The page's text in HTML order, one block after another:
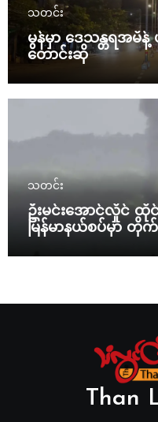
သတင်း
မွန်မှာ ဒေသန္တရအမိ
တောင်းဆို
သတင်း
ဦးမင်းအောင်လှိုင် ထိုင်
မြန်မာနယ်စပ်မှာ တို
Than